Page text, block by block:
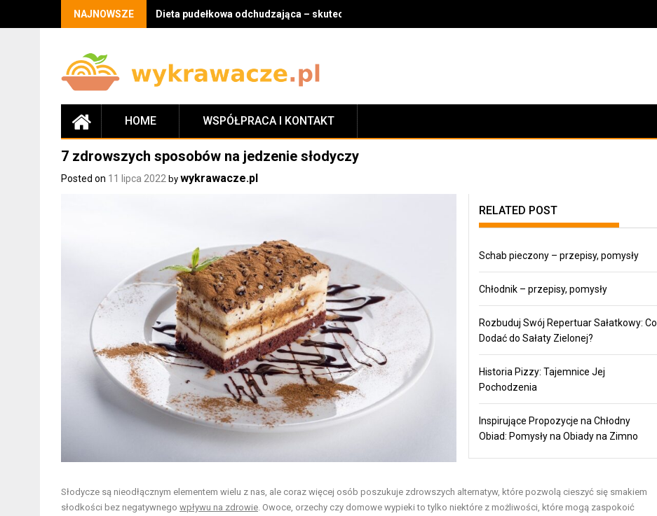
NAJNOWSZE Dieta pudełkowa odchudzająca – skuteczny sposób na zrzucenie wagi
HOME WSPÓŁPRACA I KONTAKT
7 zdrowszych sposobów na jedzenie słodyczy
Posted on 11 lipca 2022 by wykrawacze.pl
RELATED POST
Schab pieczony – przepisy, pomysły
Chłodnik – przepisy, pomysły
Rozbuduj Swój Repertuar Sałatkowy: Co
Dodać do Sałaty Zielonej?
Historia Pizzy: Tajemnice Jej
Pochodzenia
Inspirujące Propozycje na Chłodny
Obiad: Pomysły na Obiady na Zimno
Słodycze są nieodłącznym elementem wielu z nas, ale coraz więcej osób poszukuje zdrowszych alternatyw, które pozwolą cieszyć się smakiem
słodkości bez negatywnego wpływu na zdrowie . Owoce, orzechy czy domowe wypieki to tylko niektóre z możliwości, które mogą zaspokoić